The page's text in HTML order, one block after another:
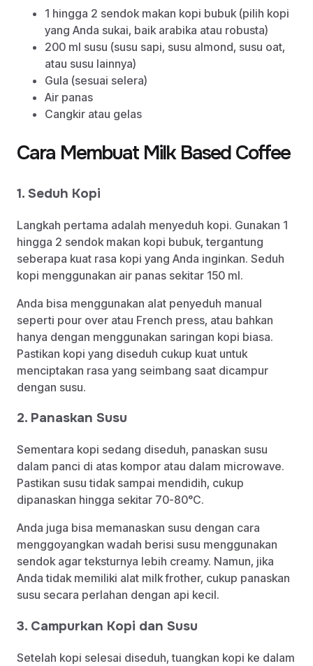
1 hingga 2 sendok makan kopi bubuk (pilih kopi
yang Anda sukai, baik arabika atau robusta)
200 ml susu (susu sapi, susu almond, susu oat,
atau susu lainnya)
Gula (sesuai selera)
Air panas
Cangkir atau gelas
Cara Membuat Milk Based Coffee
1. Seduh Kopi
Langkah pertama adalah menyeduh kopi. Gunakan 1
hingga 2 sendok makan kopi bubuk, tergantung
seberapa kuat rasa kopi yang Anda inginkan. Seduh
kopi menggunakan air panas sekitar 150 ml.
Anda bisa menggunakan alat penyeduh manual
seperti pour over atau French press, atau bahkan
hanya dengan menggunakan saringan kopi biasa.
Pastikan kopi yang diseduh cukup kuat untuk
menciptakan rasa yang seimbang saat dicampur
dengan susu.
2. Panaskan Susu
Sementara kopi sedang diseduh, panaskan susu
dalam panci di atas kompor atau dalam microwave.
Pastikan susu tidak sampai mendidih, cukup
dipanaskan hingga sekitar 70-80°C.
Anda juga bisa memanaskan susu dengan cara
menggoyangkan wadah berisi susu menggunakan
sendok agar teksturnya lebih creamy. Namun, jika
Anda tidak memiliki alat milk frother, cukup panaskan
susu secara perlahan dengan api kecil.
3. Campurkan Kopi dan Susu
Setelah kopi selesai diseduh, tuangkan kopi ke dalam